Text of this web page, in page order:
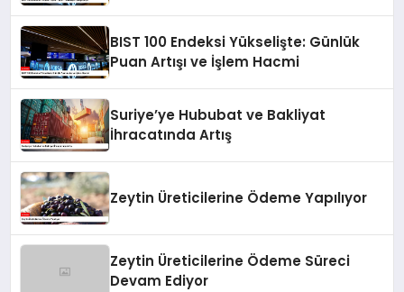
BIST 100 Endeksi Yükselişte: Günlük
Puan Artışı ve İşlem Hacmi
Suriye’ye Hububat ve Bakliyat
İhracatında Artış
Zeytin Üreticilerine Ödeme Yapılıyor
Zeytin Üreticilerine Ödeme Süreci
Devam Ediyor